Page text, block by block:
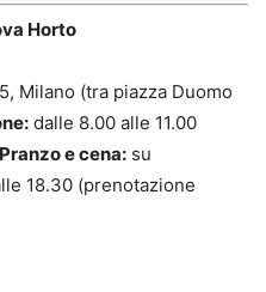
Horto
Milano (tra piazza Duomo
dalle 8.00 alle 11.00
Pranzo e cena: su
18.30 (prenotazione